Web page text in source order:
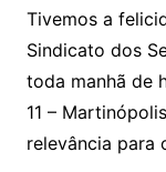
Tivemos a
Sindicato dos
toda manhã de
11 –
relevância para